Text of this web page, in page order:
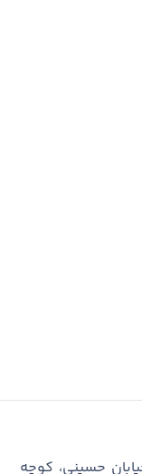
حسینی، کوچه